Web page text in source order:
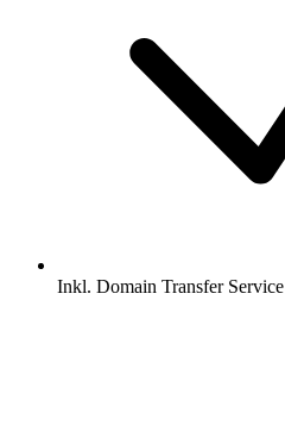
Inkl. Domain Transfer Service